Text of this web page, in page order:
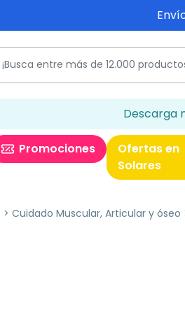
Descarga
Promociones
Ofertas en
Solares
Cuidado Muscular, Articular y óseo